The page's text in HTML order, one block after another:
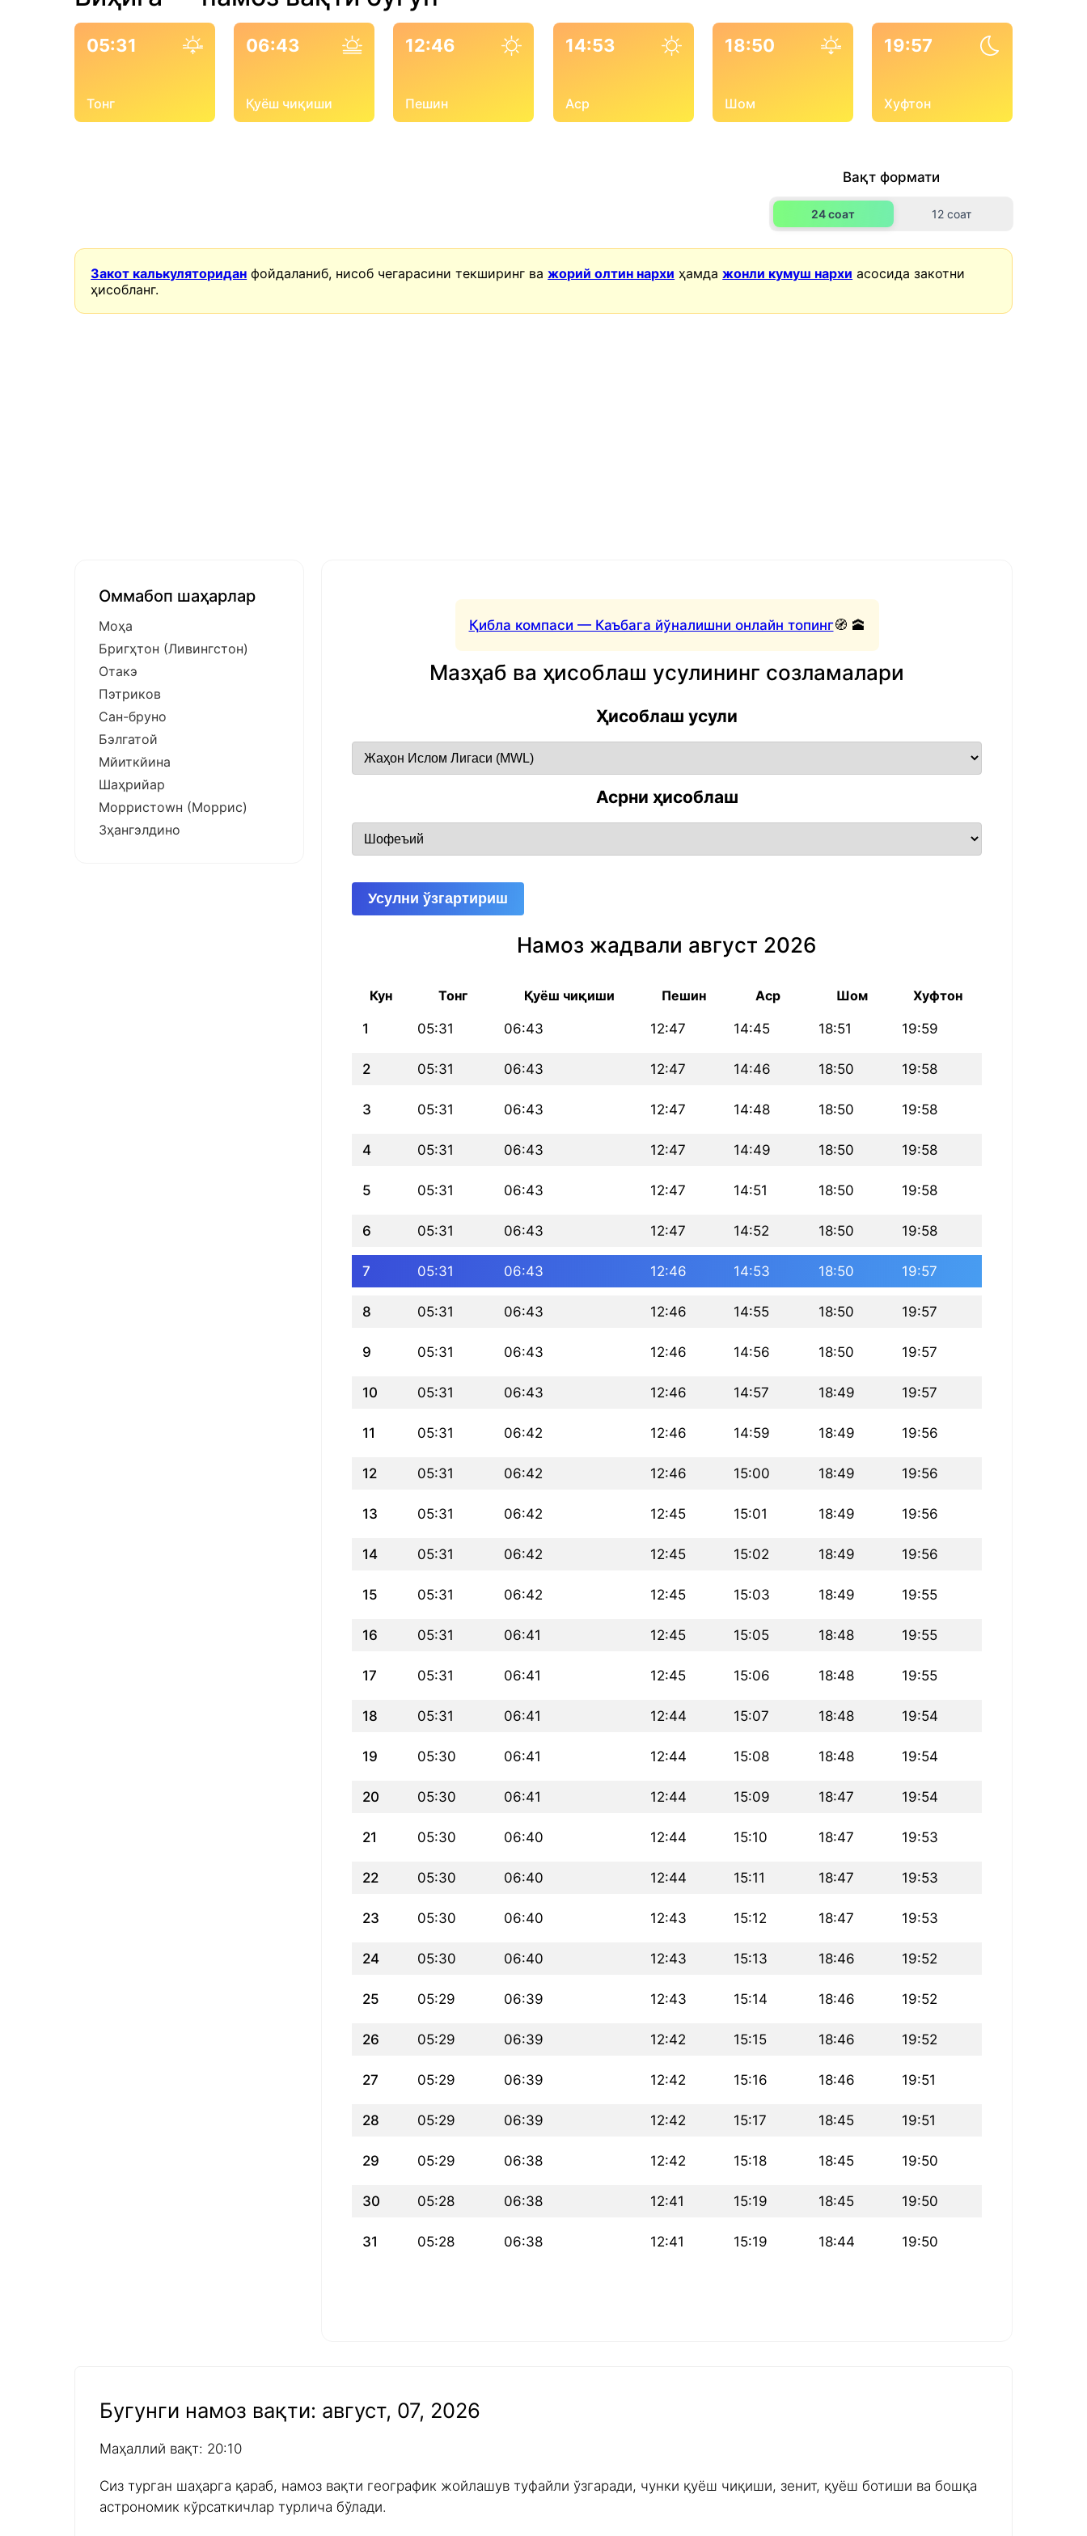
05:31
Тонг
06:43
Қуёш чиқиши
12:46
Пешин
14:53
Аср
18:50
Шом
19:57
Хуфтон
Вақт формати
24 соат 12 соат
Закот калькуляторидан фойдаланиб, нисоб чегарасини текширинг важорий олтин нархи ҳамдажонли кумуш нархи асосида закотни
ҳисобланг.
Қибла компаси — Каъбага йўналишни онлайн топинг🧭 🕋
Мазҳаб ва ҳисоблаш усулининг созламалари
Ҳисоблаш усули
Асрни ҳисоблаш
Усулни ўзгартириш
Намоз жадвали август 2026
Кун Тонг Қуёш чиқиши Пешин Аср Шом Хуфтон
1 05:31 06:43 12:47 14:45 18:51 19:59
2 05:31 06:43 12:47 14:46 18:50 19:58
3 05:31 06:43 12:47 14:48 18:50 19:58
4 05:31 06:43 12:47 14:49 18:50 19:58
5 05:31 06:43 12:47 14:51 18:50 19:58
6 05:31 06:43 12:47 14:52 18:50 19:58
7 05:31 06:43 12:46 14:53 18:50 19:57
8 05:31 06:43 12:46 14:55 18:50 19:57
9 05:31 06:43 12:46 14:56 18:50 19:57
10 05:31 06:43 12:46 14:57 18:49 19:57
11 05:31 06:42 12:46 14:59 18:49 19:56
12 05:31 06:42 12:46 15:00 18:49 19:56
13 05:31 06:42 12:45 15:01 18:49 19:56
14 05:31 06:42 12:45 15:02 18:49 19:56
15 05:31 06:42 12:45 15:03 18:49 19:55
16 05:31 06:41 12:45 15:05 18:48 19:55
17 05:31 06:41 12:45 15:06 18:48 19:55
18 05:31 06:41 12:44 15:07 18:48 19:54
19 05:30 06:41 12:44 15:08 18:48 19:54
20 05:30 06:41 12:44 15:09 18:47 19:54
21 05:30 06:40 12:44 15:10 18:47 19:53
22 05:30 06:40 12:44 15:11 18:47 19:53
23 05:30 06:40 12:43 15:12 18:47 19:53
24 05:30 06:40 12:43 15:13 18:46 19:52
25 05:29 06:39 12:43 15:14 18:46 19:52
26 05:29 06:39 12:42 15:15 18:46 19:52
27 05:29 06:39 12:42 15:16 18:46 19:51
28 05:29 06:39 12:42 15:17 18:45 19:51
29 05:29 06:38 12:42 15:18 18:45 19:50
30 05:28 06:38 12:41 15:19 18:45 19:50
31 05:28 06:38 12:41 15:19 18:44 19:50
Оммабоп шаҳарлар
Моҳа
Бригҳтон (Ливингстон)
Отакэ
Пэтриков
Сан-бруно
Бэлгатой
Мйиткйина
Шаҳрийар
Морристоwн (Моррис)
Зҳангэлдино
Бугунги намоз вақти: август, 07, 2026
Маҳаллий вақт: 20:10
Сиз турган шаҳарга қараб, намоз вақти географик жойлашув туфайли ўзгаради, чунки қуёш чиқиши, зенит, қуёш ботиши ва бошқа
астрономик кўрсаткичлар турлича бўлади.